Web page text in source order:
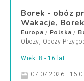
Borek - obóz
Wakacje,
Europa / Polska /
Obozy, Obozy
Wiek: 8 - 16 lat
07.07.2026 -